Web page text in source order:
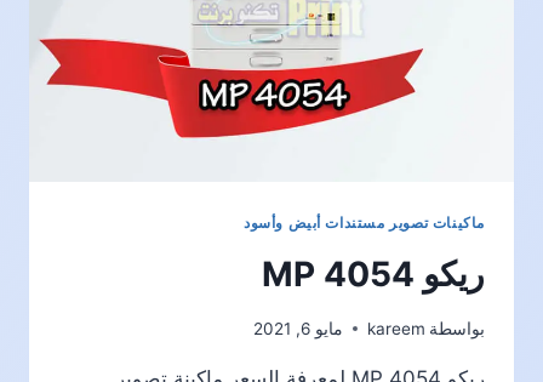
ماكينات تصوير مستندات أبيض وأسود
ريكو MP 4054
بواسطة kareem مايو 6, 2021